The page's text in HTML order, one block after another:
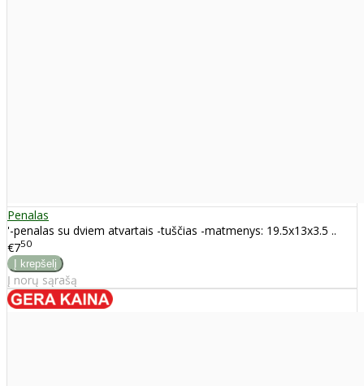
Penalas
'-penalas su dviem atvartais -tuščias -matmenys: 19.5x13x3.5 ..
€750
Į norų sąrašą